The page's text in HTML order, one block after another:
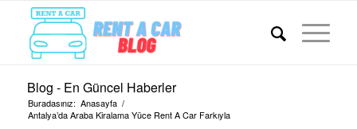
Blog - En Güncel Haberler
Buradasınız: Anasayfa /
Antalya’da Araba Kiralama Yüce Rent A Car Farkıyla